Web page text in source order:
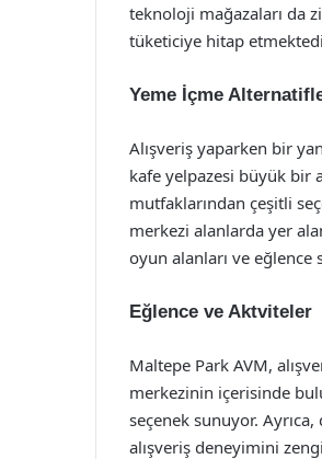
teknoloji mağazaları da
tüketiciye hitap
Yeme İçme
Alışveriş yaparken bir
kafe yelpazesi büyük bir
mutfaklarından çeşitli
merkezi alanlarda yer
oyun alanları ve
Eğlence ve Aktviteler
Maltepe Park AVM,
merkezinin içerisinde
seçenek sunuyor.
alışveriş deneyimini